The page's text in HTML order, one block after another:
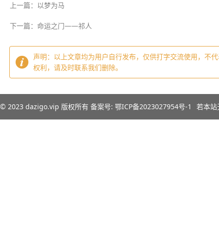
上一篇：以梦为马
下一篇：命运之门——祁人
声明：以上文章均为用户自行发布，仅供打字交流使用，不
权利，请及时联系我们删除。
© 2023 dazigo.vip 版权所有 备案号: 鄂ICP备2023027954号-1 若本